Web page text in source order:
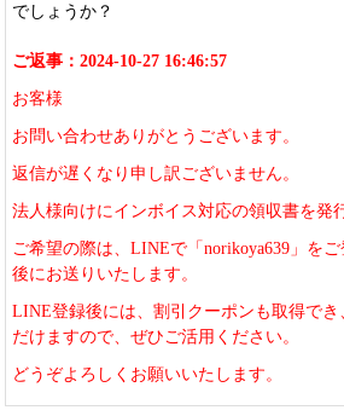
でしょうか？
ご返事：2024-10-27 16:46:57
お客様
お問い合わせありがとうございます。
返信が遅くなり申し訳ございません。
法人様向けにインボイス対応の領収書を発
ご希望の際は、LINEで「norikoya639」を
後にお送りいたします。
LINE登録後には、割引クーポンも取得で
だけますので、ぜひご活用ください。
どうぞよろしくお願いいたします。